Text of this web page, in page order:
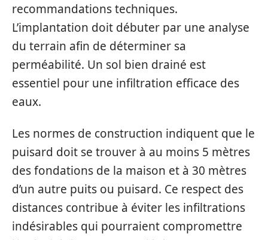
recommandations techniques.
L’implantation doit débuter par une analyse
du terrain afin de déterminer sa
perméabilité. Un sol bien drainé est
essentiel pour une infiltration efficace des
eaux.
Les normes de construction indiquent que le
puisard doit se trouver à au moins 5 mètres
des fondations de la maison et à 30 mètres
d’un autre puits ou puisard. Ce respect des
distances contribue à éviter les infiltrations
indésirables qui pourraient compromettre